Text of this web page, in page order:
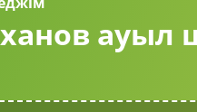
ауыл